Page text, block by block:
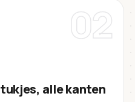
02
alle kanten